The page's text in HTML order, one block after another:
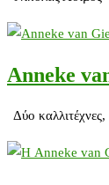
Anneke
Δύο